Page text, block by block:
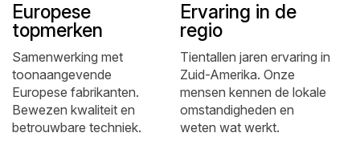
Europese
topmerken
Samenwerking met
toonaangevende
Europese fabrikanten.
Bewezen kwaliteit en
betrouwbare techniek.
Ervaring in de
regio
Tientallen jaren ervaring in
Zuid-Amerika. Onze
mensen kennen de lokale
omstandigheden en
weten wat werkt.